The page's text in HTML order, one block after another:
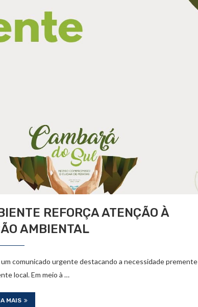
REFORÇA ATENÇÃO À
AMBIENTAL
comunicado urgente destacando a necessidade premente
local. Em meio à …
MAIS